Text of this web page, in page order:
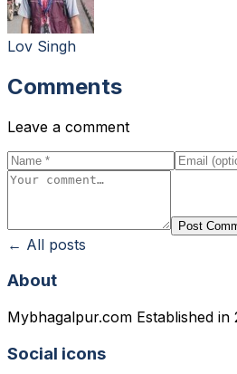
Lov Singh
Comments
Leave a comment
Post
← All posts
About
Mybhagalpur.com Established
Social icons